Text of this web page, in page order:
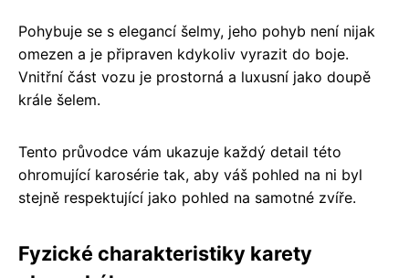
Pohybuje se s elegancí šelmy, jeho pohyb není nijak
omezen a je připraven kdykoliv vyrazit do boje.
Vnitřní část vozu je prostorná a luxusní jako doupě
krále šelem.
Tento průvodce vám ukazuje každý detail této
ohromující karosérie tak, aby váš pohled na ni byl
stejně respektující jako pohled na samotné zvíře.
Fyzické charakteristiky karety